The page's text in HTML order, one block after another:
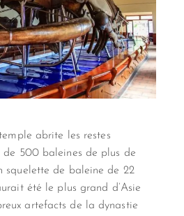
abrite les restes
de 500 baleines de plus de
squelette de baleine de 22
été le plus grand d’Asie
artefacts de la dynastie